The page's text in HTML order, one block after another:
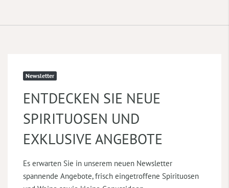
Newsletter
ENTDECKEN SIE NEUE
SPIRITUOSEN UND
EXKLUSIVE ANGEBOTE
Es erwarten Sie in unserem neuen Newsletter
spannende Angebote, frisch eingetroffene Spirituosen